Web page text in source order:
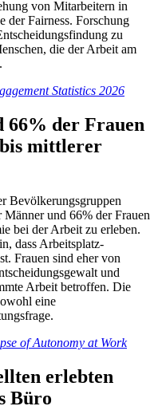
von Mitarbeitern in
der Fairness. Forschung
zu
die der Arbeit am
Statistics 2026
66% der Frauen
mittlerer
Bevölkerungsgruppen
und 66% der Frauen
bei der Arbeit zu erleben.
dass Arbeitsplatz-
Frauen sind eher von
und
Arbeit betroffen. Die
eine
of Autonomy at Work
erlebten
Büro